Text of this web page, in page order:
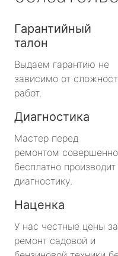
Гарантийный
талон
Выдаем гарантию не
зависимо от
работ.
Диагностика
Мастер перед
ремонтом совершенно
бесплатно производит
диагностику.
Наценка
У нас честные цены за
ремонт садовой и